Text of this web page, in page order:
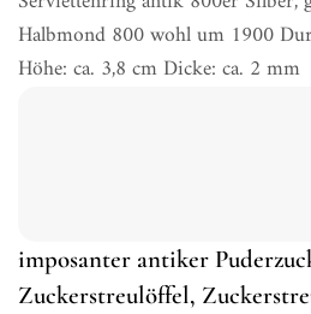
Halbmond 800 wohl um 1900
Höhe: ca. 3,8 cm Dicke: ca. 2 mm
imposanter antiker
Zuckerstreulöffel,